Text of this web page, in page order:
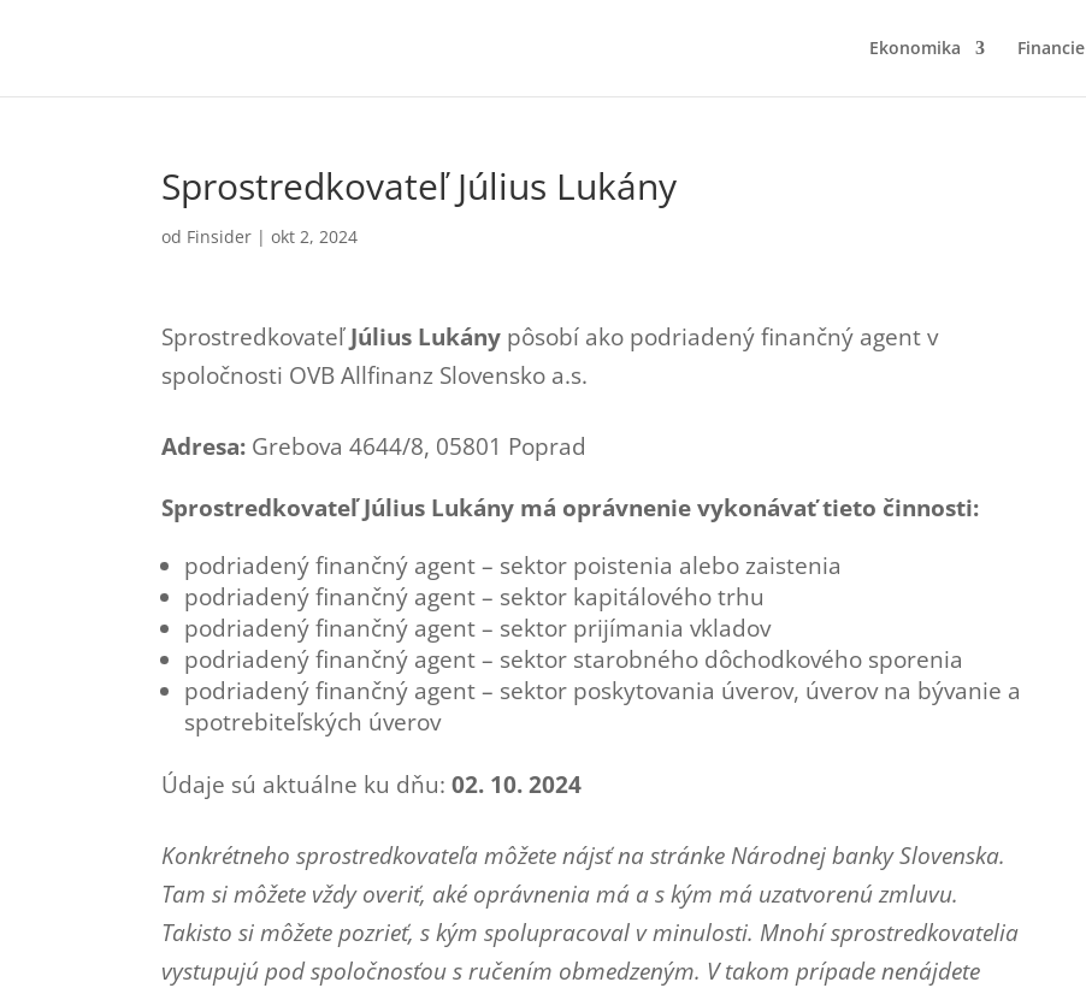
Ekonomika Financie
Sprostredkovateľ Július Lukány
od Finsider |okt 2, 2024
SprostredkovateľJúlius Lukány pôsobí ako podriadený finančný agent v
spoločnosti OVB Allfinanz Slovensko a.s.
Adresa: Grebova 4644/8, 05801 Poprad
Sprostredkovateľ Július Lukány má oprávnenie vykonávať tieto činnosti:
podriadený finančný agent – sektor poistenia alebo zaistenia
podriadený finančný agent – sektor kapitálového trhu
podriadený finančný agent – sektor prijímania vkladov
podriadený finančný agent – sektor starobného dôchodkového sporenia
podriadený finančný agent – sektor poskytovania úverov, úverov na bývanie a
spotrebiteľských úverov
Údaje sú aktuálne ku dňu:02. 10. 2024
Konkrétneho sprostredkovateľa môžete nájsť na stránke Národnej banky Slovenska.
Tam si môžete vždy overiť, aké oprávnenia má a s kým má uzatvorenú zmluvu.
Takisto si môžete pozrieť, s kým spolupracoval v minulosti. Mnohí sprostredkovatelia
vystupujú pod spoločnosťou s ručením obmedzeným. V takom prípade nenájdete